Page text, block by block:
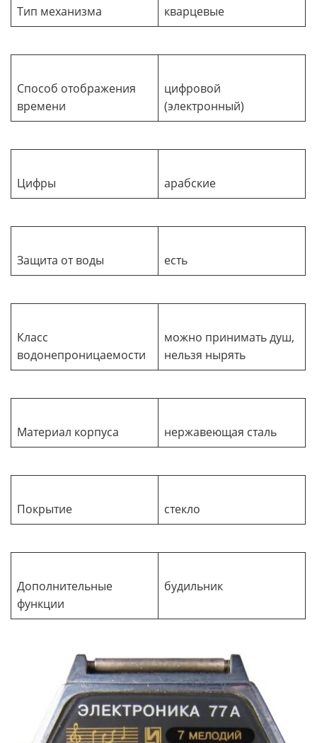
Тип механизма кварцевые
Способ отображения
времени
цифровой
(электронный)
Цифры арабские
Защита от воды есть
Класс
водонепроницаемости
можно принимать душ,
нельзя нырять
Материал корпуса нержавеющая сталь
Покрытие стекло
Дополнительные
функции
будильник